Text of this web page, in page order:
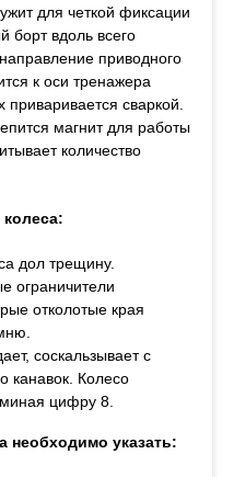
для четкой фиксации
борт вдоль всего
приводного
к оси тренажера
приваривается сваркой.
магнит для работы
количество
дол трещину.
ограничители
отколотые края
соскальзывает с
канавок. Колесо
цифру 8.
необходимо указать: